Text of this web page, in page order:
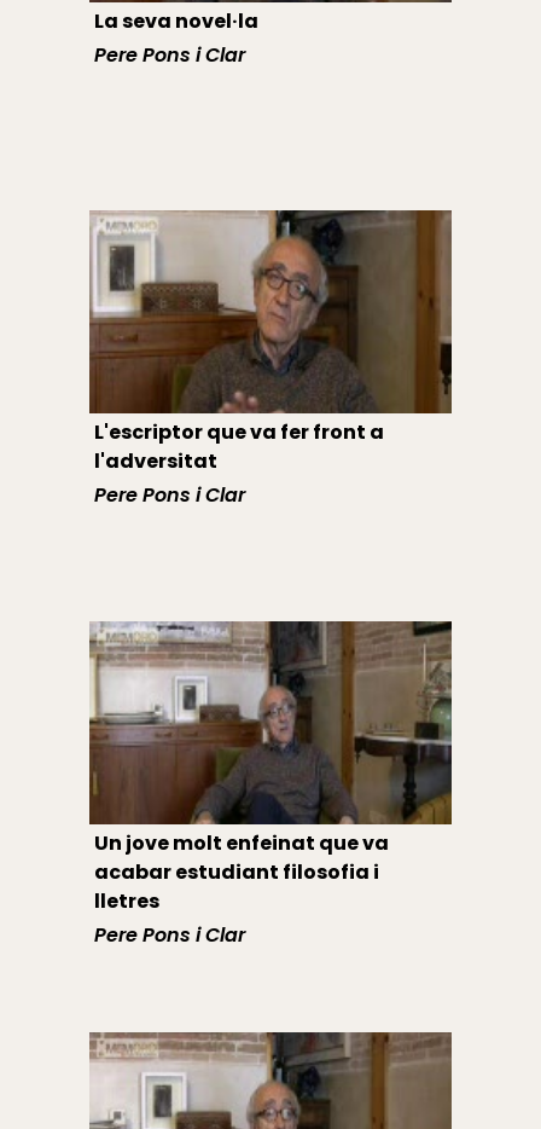
La seva novel·la
Pere Pons i Clar
L'escriptor que va fer front a
l'adversitat
Pere Pons i Clar
Un jove molt enfeinat que va
acabar estudiant filosofia i
lletres
Pere Pons i Clar